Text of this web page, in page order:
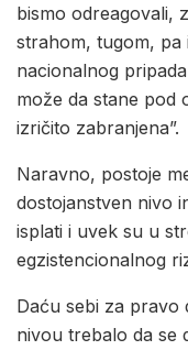
bismo odreagovali,
strahom, tugom, pa
nacionalnog
može da stane pod
izričito zabranjena”.
Naravno, postoje
dostojanstven nivo
isplati i uvek su u
egzistencionalnog
Daću sebi za pravo
nivou trebalo da se